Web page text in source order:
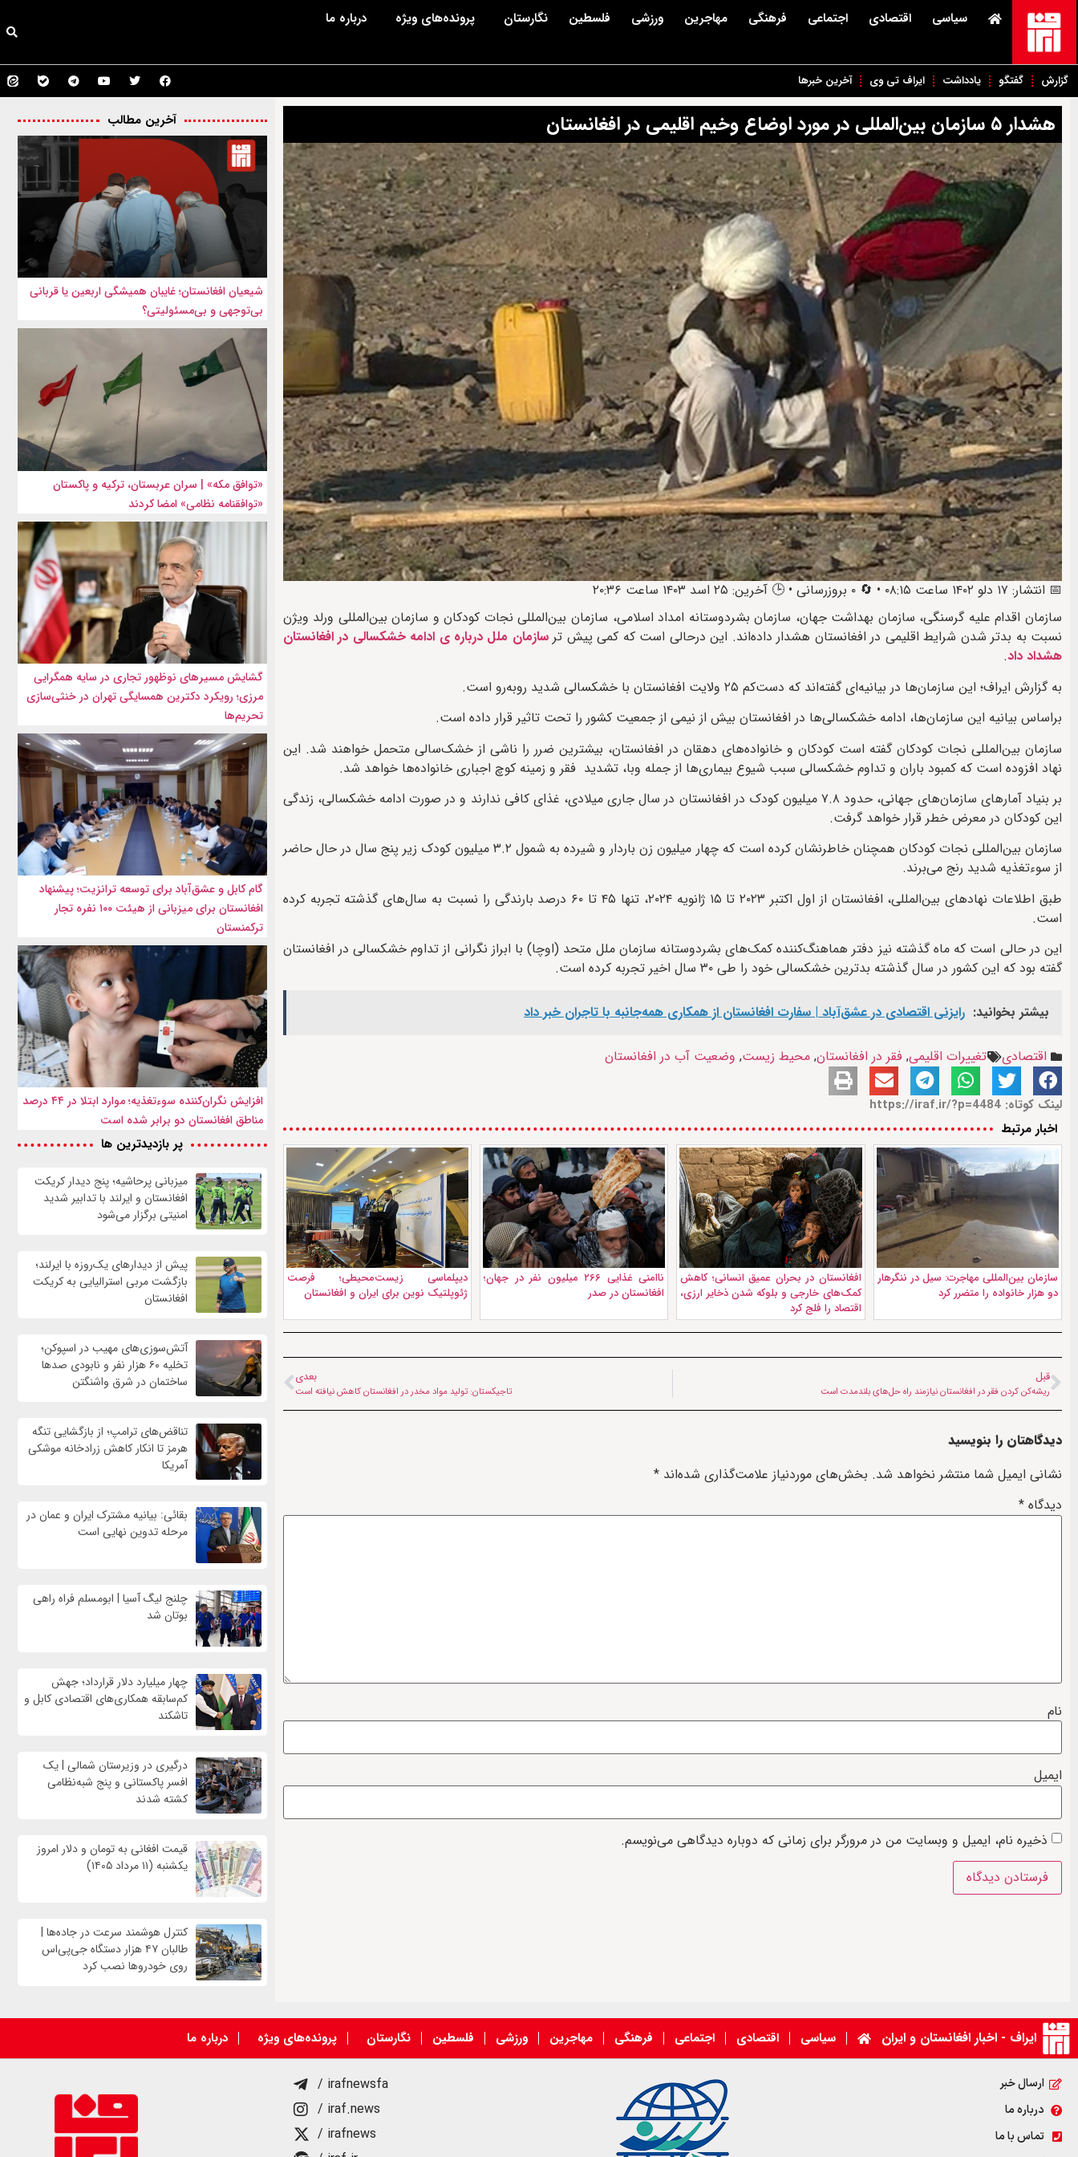
سیاسی اقتصادی اجتماعی فرهنگی مهاجرین ورزشی فلسطین نگارستان پرونده‌های ویژه درباره ما
گزارش گفتگو یادداشت ایراف تی وی آخرین خبرها
هشدار ۵ سازمان بین‌المللی در مورد اوضاع وخیم اقلیمی در افغانستان
📅 انتشار: ۱۷ دلو ۱۴۰۲ ساعت ۰۸:۱۵ • 🔄 ۰ بروزرسانی • 🕒 آخرین: ۲۵ اسد ۱۴۰۳ ساعت ۲۰:۳۶
سازمان اقدام علیه گرسنگی، سازمان بهداشت جهان، سازمان بشردوستانه امداد اسلامی، سازمان بین‌المللی نجات کودکان و سازمان بین‌المللی ورلد ویژن
نسبت به بدتر شدن شرایط اقلیمی در افغانستان هشدار داده‌اند. این درحالی است که کمی پیش ترسازمان ملل درباره ی ادامه خشکسالی در افغانستان
هشداد داد.
به گزارش ایراف؛ این سازمان‌ها در بیانیه‌ای گفته‌اند که دست‌کم ۲۵ ولایت افغانستان با خشکسالی شدید روبه‌رو است.
براساس بیانیه این سازمان‌ها، ادامه خشکسالی‌ها در افغانستان بیش از نیمی از جمعیت کشور را تحت تاثیر قرار داده است.
سازمان بین‌المللی نجات کودکان گفته است کودکان و خانواده‌های دهقان در افغانستان، بیشترین ضرر را ناشی از خشک‌سالی متحمل خواهند شد. این
نهاد افزوده است که کمبود باران و تداوم خشکسالی سبب شیوع بیماری‌ها از جمله وبا، تشدید فقر و زمینه کوچ اجباری خانواده‌ها خواهد شد.
بر بنیاد آمارهای سازمان‌های جهانی، حدود ۷.۸ میلیون کودک در افغانستان در سال جاری میلادی، غذای کافی ندارند و در صورت ادامه خشکسالی، زندگی
این کودکان در معرض خطر قرار خواهد گرفت.
سازمان بین‌المللی نجات کودکان همچنان خاطرنشان کرده است که چهار میلیون زن باردار و شیرده به شمول ۳.۲ میلیون کودک زیر پنج سال در حال حاضر
از سوءتغذیه شدید رنج می‌برند.
طبق اطلاعات نهادهای بین‌المللی، افغانستان از اول اکتبر ۲۰۲۳ تا ۱۵ ژانویه ۲۰۲۴، تنها ۴۵ تا ۶۰ درصد بارندگی را نسبت به سال‌های گذشته تجربه کرده
است.
این در حالی است که ماه گذشته نیز دفتر هماهنگ‌کننده کمک‌های بشردوستانه سازمان ملل متحد (اوچا) با ابراز نگرانی از تداوم خشکسالی در افغانستان
گفته بود که این کشور در سال گذشته بدترین خشکسالی خود را طی ۳۰ سال اخیر تجربه کرده است.
بیشتر بخوانید: رایزنی اقتصادی در عشق‌آباد | سفارت افغانستان از همکاری همه‌جانبه با تاجران خبر داد
اقتصادی تغییرات اقلیمی, فقر در افغانستان, محیط زیست, وضعیت آب در افغانستان
لینک کوتاه: https://iraf.ir/?p=4484
اخبار مرتبط
سازمان بین‌المللی مهاجرت: سیل در ننگرهار
دو هزار خانواده را متضرر کرد
افغانستان در بحران عمیق انسانی؛ کاهش
کمک‌های خارجی و بلوکه شدن ذخایر ارزی،
اقتصاد را فلج کرد
ناامنی غذایی ۲۶۶ میلیون نفر در جهان؛
افغانستان در صدر
دیپلماسی زیست‌محیطی؛ فرصت
ژئوپلتیک نوین برای ایران و افغانستان
قبل
ریشه‌کن کردن فقر در افغانستان نیازمند راه حل‌های بلندمدت است
بعدی
تاجیکستان: تولید مواد مخدر در افغانستان کاهش نیافته است
دیدگاهتان را بنویسید
نشانی ایمیل شما منتشر نخواهد شد. بخش‌های موردنیاز علامت‌گذاری شده‌اند *
دیدگاه *
نام
ایمیل
ذخیره نام، ایمیل و وبسایت من در مرورگر برای زمانی که دوباره دیدگاهی می‌نویسم.
آخرین مطالب
شیعیان افغانستان؛ غایبان همیشگی اربعین یا قربانی
بی‌توجهی و بی‌مسئولیتی؟
«توافق مکه» | سران عربستان، ترکیه و پاکستان
«توافقنامه نظامی» امضا کردند
گشایش مسیرهای نوظهور تجاری در سایه همگرایی
مرزی؛ رویکرد دکترین همسایگی تهران در خنثی‌سازی
تحریم‌ها
گام کابل و عشق‌آباد برای توسعه ترانزیت؛ پیشنهاد
افغانستان برای میزبانی از هیئت ۱۰۰ نفره تجار
ترکمنستان
افزایش نگران‌کننده سوءتغذیه؛ موارد ابتلا در ۴۴ درصد
مناطق افغانستان دو برابر شده است
پر بازدیدترین ها
میزبانی پرحاشیه؛ پنج دیدار کریکت
افغانستان و ایرلند با تدابیر شدید
امنیتی برگزار می‌شود
پیش از دیدارهای یک‌روزه با ایرلند؛
بازگشت مربی استرالیایی به کریکت
افغانستان
آتش‌سوزی‌های مهیب در اسپوکن؛
تخلیه ۶۰ هزار نفر و نابودی صدها
ساختمان در شرق واشنگتن
تناقض‌های ترامپ؛ از بازگشایی تنگه
هرمز تا انکار کاهش زرادخانه موشکی
آمریکا
بقائی: بیانیه مشترک ایران و عمان در
مرحله تدوین نهایی است
چلنج لیگ آسیا | ابومسلم فراه راهی
بوتان شد
چهار میلیارد دلار قرارداد؛ جهش
کم‌سابقه همکاری‌های اقتصادی کابل و
تاشکند
درگیری در وزیرستان شمالی | یک
افسر پاکستانی و پنج شبه‌نظامی
کشته شدند
قیمت افغانی به تومان و دلار امروز
یکشنبه (۱۱ مرداد ۱۴۰۵)
کنترل هوشمند سرعت در جاده‌ها |
طالبان ۴۷ هزار دستگاه جی‌پی‌اس
روی خودروها نصب کرد
ایراف - اخبار افغانستان و ایران سیاسی اقتصادی اجتماعی فرهنگی مهاجرین ورزشی فلسطین نگارستان پرونده‌های ویژه درباره ما
ارسال خبر
درباره ما
تماس با ما
/ irafnewsfa
/ iraf.news
/ irafnews